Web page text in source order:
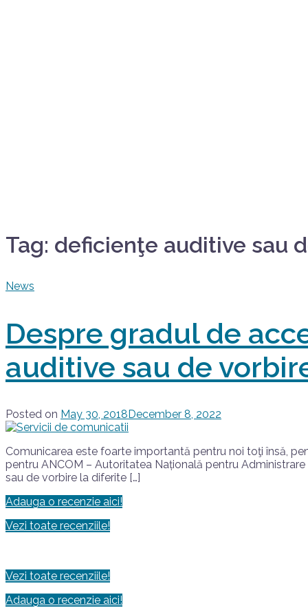
Tag: deficienţe auditive sau
News
Despre gradul de
auditive sau de
Posted on May 30, 2018 December 8, 2022
Comunicarea este foarte importantă pentru noi toţi însă,
pentru ANCOM – Autoritatea Națională pentru
sau de vorbire la diferite […]
Adauga o recenzie aici!
Vezi toate recenziile!
Vezi toate recenziile!
Adauga o recenzie aici!